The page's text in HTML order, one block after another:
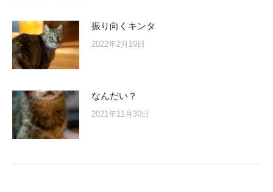
振り向くキンタ
2022年2月19日
なんだい？
2021年11月30日